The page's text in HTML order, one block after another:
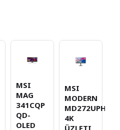
MSI
MAG
341CQP
QD-
OLED
MSI
MODERN
MD272UPHG
4K
ÜZLETI